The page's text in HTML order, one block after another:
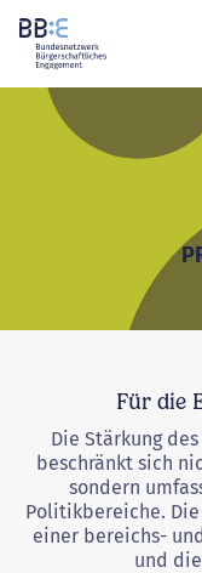
Für die
Die Stärkung
beschränkt sich
sondern
Politikbereiche.
einer bereichs-
und